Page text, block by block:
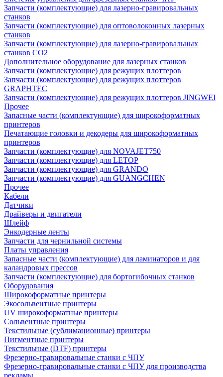
Запчасти (комплектующие) для лазерно-гравировальных
станков
Запчасти (комплектующие) для оптоволоконных лазерных
станков
Запчасти (комплектующие) для лазерно-гравировальных
станков CO2
Дополнительное оборудование для лазерных станков
Запчасти (комплектующие) для режущих плоттеров
Запчасти (комплектующие) для режущих плоттеров
GRAPHTEC
Запчасти (комплектующие) для режущих плоттеров JINGWEI
Прочее
Запасные части (комплектующие) для широкоформатных
принтеров
Печатающие головки и декодеры для широкоформатных
принтеров
Запчасти (комплектующие) для NOVAJET750
Запчасти (комплектующие) для LETOP
Запчасти (комплектующие) для GRANDO
Запчасти (комплектующие) для GUANGCHEN
Прочее
Кабели
Датчики
Драйверы и двигатели
Шлейф
Энкодерные ленты
Запчасти для чернильной системы
Платы управления
Запасные части (комплектующие) для ламинаторов и для
каландровых прессов
Запчасти (комплектующие) для бортогибочных станков
Оборудования
Широкоформатные принтеры
Экосольвентные принтеры
UV широкоформатные принтеры
Сольвентные принтеры
Текстильные (сублимационные) принтеры
Пигментные принтеры
Текстильные (DTF) принтеры
Фрезерно-гравировальные станки с ЧПУ
Фрезерно-гравировальные станки с ЧПУ для производства
рекламы